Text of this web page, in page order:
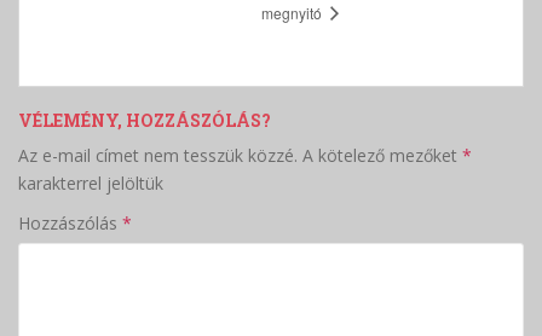
megnyitó
VÉLEMÉNY, HOZZÁSZÓLÁS?
Az e-mail címet nem tesszük közzé. A kötelező mezőket *
karakterrel jelöltük
Hozzászólás *